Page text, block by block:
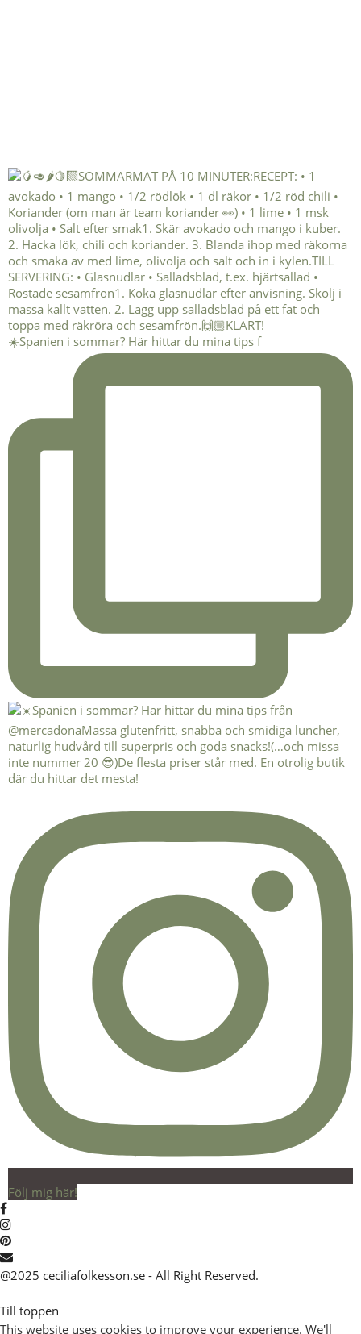
☀️Spanien i sommar? Här hittar du mina tips f
Följ mig här!
@2025 ceciliafolkesson.se - All Right Reserved.
Till toppen
This website uses cookies to improve your experience. We'll